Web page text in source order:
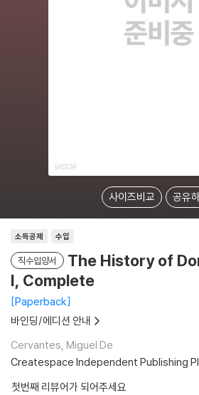
사이즈비교 공유
소득공제 수입
직수입양서
The History of
I, Complete
Paperback
바인딩/에디션 안내
Cervantes, Miguel De
Createspace Independent Publishing
첫번째 리뷰어가 되어주세요